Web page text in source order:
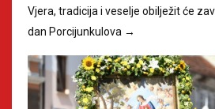
Vjera, tradicija i veselje obilježit će
dan Porcijunkulova →